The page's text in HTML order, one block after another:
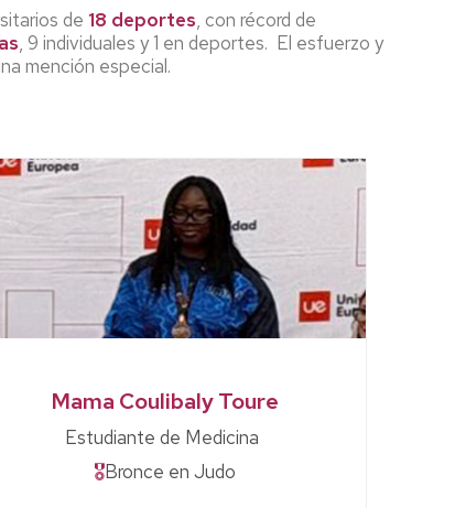
de 18 deportes, con récord de
, 9 individuales y 1 en deportes. El esfuerzo y
mención especial.
Mama Coulibaly Toure
Estudiante de Medicina
🎖Bronce en Judo